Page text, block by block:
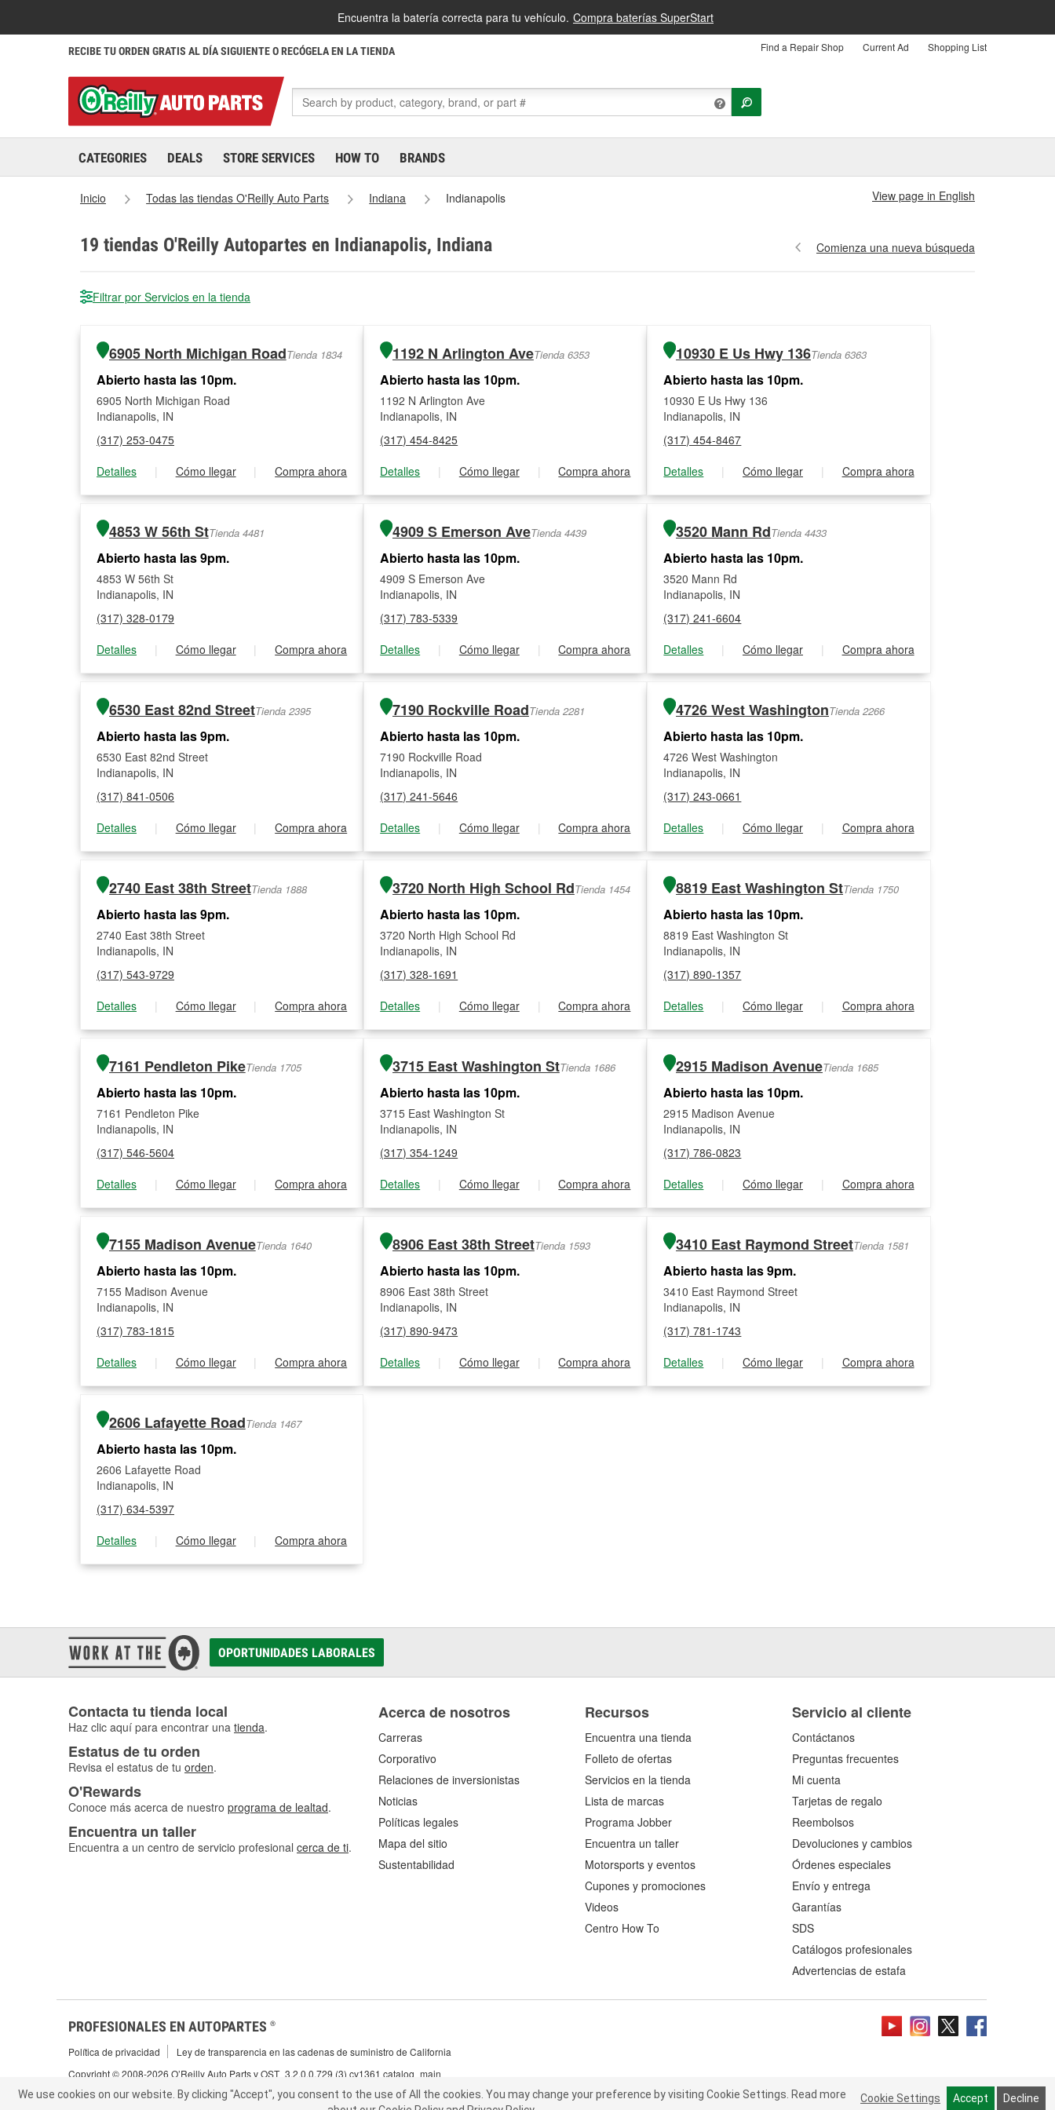
Encuentra la batería correcta para tu vehículo. Compra baterías SuperStart
RECIBE TU ORDEN GRATIS AL DÍA SIGUIENTE O RECÓGELA EN LA TIENDA Find a Repair Shop Current Ad Shopping List
CATEGORIES DEALS STORE SERVICES HOW TO BRANDS
Inicio Todas las tiendas O'Reilly Auto Parts Indiana Indianapolis View page in English
19 tiendas O'Reilly Autopartes en Indianapolis, Indiana Comienza una nueva búsqueda
Filtrar por Servicios en la tienda
6905 North Michigan RoadTienda 1834
Abierto hasta las 10pm.
6905 North Michigan Road
Indianapolis, IN
(317) 253-0475
Detalles
| Cómo llegar | Compra ahora
1192 N Arlington AveTienda 6353
Abierto hasta las 10pm.
1192 N Arlington Ave
Indianapolis, IN
(317) 454-8425
Detalles
| Cómo llegar | Compra ahora
10930 E Us Hwy 136Tienda 6363
Abierto hasta las 10pm.
10930 E Us Hwy 136
Indianapolis, IN
(317) 454-8467
Detalles
| Cómo llegar | Compra ahora
4853 W 56th StTienda 4481
Abierto hasta las 9pm.
4853 W 56th St
Indianapolis, IN
(317) 328-0179
Detalles
| Cómo llegar | Compra ahora
4909 S Emerson AveTienda 4439
Abierto hasta las 10pm.
4909 S Emerson Ave
Indianapolis, IN
(317) 783-5339
Detalles
| Cómo llegar | Compra ahora
3520 Mann RdTienda 4433
Abierto hasta las 10pm.
3520 Mann Rd
Indianapolis, IN
(317) 241-6604
Detalles
| Cómo llegar | Compra ahora
6530 East 82nd StreetTienda 2395
Abierto hasta las 9pm.
6530 East 82nd Street
Indianapolis, IN
(317) 841-0506
Detalles
| Cómo llegar | Compra ahora
7190 Rockville RoadTienda 2281
Abierto hasta las 10pm.
7190 Rockville Road
Indianapolis, IN
(317) 241-5646
Detalles
| Cómo llegar | Compra ahora
4726 West WashingtonTienda 2266
Abierto hasta las 10pm.
4726 West Washington
Indianapolis, IN
(317) 243-0661
Detalles
| Cómo llegar | Compra ahora
2740 East 38th StreetTienda 1888
Abierto hasta las 9pm.
2740 East 38th Street
Indianapolis, IN
(317) 543-9729
Detalles
| Cómo llegar | Compra ahora
3720 North High School RdTienda 1454
Abierto hasta las 10pm.
3720 North High School Rd
Indianapolis, IN
(317) 328-1691
Detalles
| Cómo llegar | Compra ahora
8819 East Washington StTienda 1750
Abierto hasta las 10pm.
8819 East Washington St
Indianapolis, IN
(317) 890-1357
Detalles
| Cómo llegar | Compra ahora
7161 Pendleton PikeTienda 1705
Abierto hasta las 10pm.
7161 Pendleton Pike
Indianapolis, IN
(317) 546-5604
Detalles
| Cómo llegar | Compra ahora
3715 East Washington StTienda 1686
Abierto hasta las 10pm.
3715 East Washington St
Indianapolis, IN
(317) 354-1249
Detalles
| Cómo llegar | Compra ahora
2915 Madison AvenueTienda 1685
Abierto hasta las 10pm.
2915 Madison Avenue
Indianapolis, IN
(317) 786-0823
Detalles
| Cómo llegar | Compra ahora
7155 Madison AvenueTienda 1640
Abierto hasta las 10pm.
7155 Madison Avenue
Indianapolis, IN
(317) 783-1815
Detalles
| Cómo llegar | Compra ahora
8906 East 38th StreetTienda 1593
Abierto hasta las 10pm.
8906 East 38th Street
Indianapolis, IN
(317) 890-9473
Detalles
| Cómo llegar | Compra ahora
3410 East Raymond StreetTienda 1581
Abierto hasta las 9pm.
3410 East Raymond Street
Indianapolis, IN
(317) 781-1743
Detalles
| Cómo llegar | Compra ahora
2606 Lafayette RoadTienda 1467
Abierto hasta las 10pm.
2606 Lafayette Road
Indianapolis, IN
(317) 634-5397
Detalles
| Cómo llegar | Compra ahora
We use cookies on our website. By clicking "Accept", you consent to the use of All the cookies. You may change your preference by visiting Cookie Settings.
Cookie Settings Accept Decline
We use cookies on our website. By clicking "Accept", you consent to the use of All the cookies. You may change your preference by visiting Cookie Settings. Read more
Cookie Settings Accept Decline
OPORTUNIDADES LABORALES
Contacta tu tienda local
Haz clic aquí para encontrar una tienda.
Estatus de tu orden
Revisa el estatus de tu orden.
O'Rewards
Conoce más acerca de nuestro programa de lealtad.
Encuentra un taller
Encuentra a un centro de servicio profesional cerca de ti.
Acerca de nosotros
Carreras
Corporativo
Relaciones de inversionistas
Noticias
Políticas legales
Mapa del sitio
Sustentabilidad
Recursos
Encuentra una tienda
Folleto de ofertas
Servicios en la tienda
Lista de marcas
Programa Jobber
Encuentra un taller
Motorsports y eventos
Cupones y promociones
Videos
Centro How To
Servicio al cliente
Contáctanos
Preguntas frecuentes
Mi cuenta
Tarjetas de regalo
Reembolsos
Devoluciones y cambios
Órdenes especiales
Envío y entrega
Garantías
SDS
Catálogos profesionales
Advertencias de estafa
PROFESIONALES EN AUTOPARTES ®
Política de privacidad
Ley de transparencia en las cadenas de suministro de California
Copyright © 2008-2026 O’Reilly Auto Parts v OST_3.2.0.0.729 (3) cv1361 catalog_main